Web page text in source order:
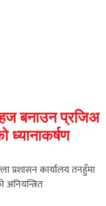
बनाउन प्रजिअ
ध्यानाकर्षण
प्रशासन कार्यालय तनहुँमा
अनियन्त्रित